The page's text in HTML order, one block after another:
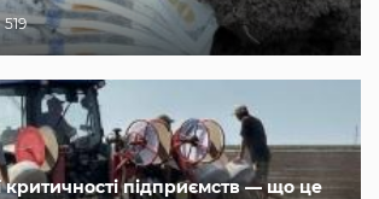
519
критичності підприємств — що це